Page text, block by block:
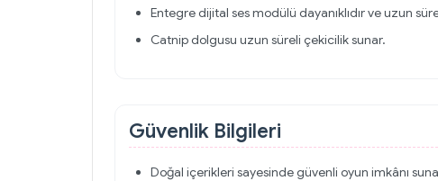
Entegre dijital ses modülü dayanıklıdır ve uzun
Catnip dolgusu uzun süreli çekicilik sunar.
Güvenlik Bilgileri
Doğal içerikleri sayesinde güvenli oyun imkânı